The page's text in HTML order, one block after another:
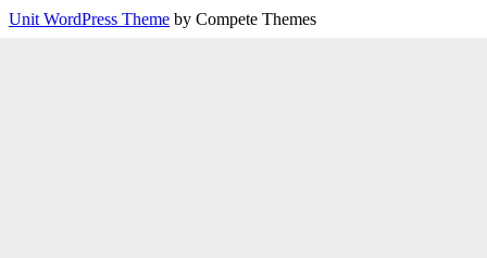
Unit WordPress Theme by Compete Themes